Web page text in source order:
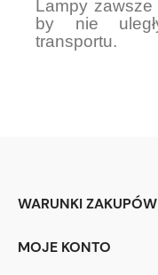
Lampy
by nie
transportu.
WARUNKI ZAKUPÓW
MOJE KONTO